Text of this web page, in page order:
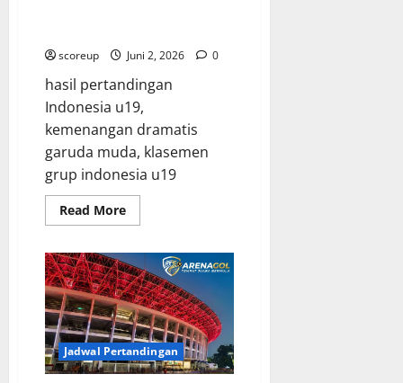
scoreup Juni 2, 2026 0
hasil pertandingan
Indonesia u19,
kemenangan dramatis
garuda muda, klasemen
grup indonesia u19
Read MoreRead
more
Pertandingan
Indonesia
u19
Menang
Telak
dan
Membuktikan
Mental
Juara
yang
Jadwal Pertandingan